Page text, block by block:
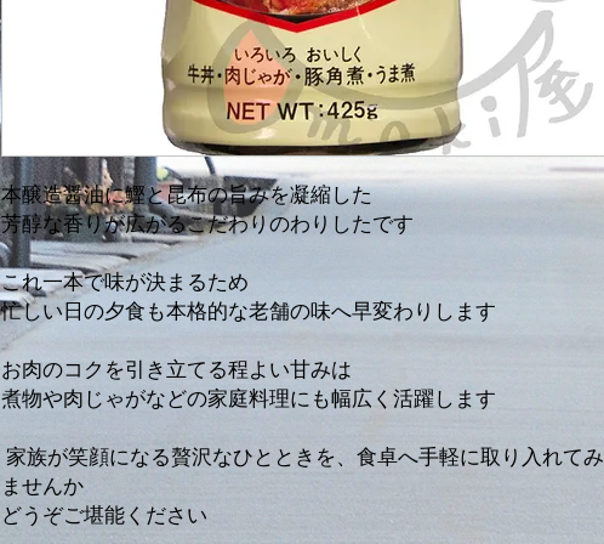
本醸造醤油に鰹と昆布の旨みを凝縮した
芳醇な香りが広がるこだわりのわりしたです
これ一本で味が決まるため
忙しい日の夕食も本格的な老舗の味へ早変わりします
お肉のコクを引き立てる程よい甘みは
煮物や肉じゃがなどの家庭料理にも幅広く活躍します
家族が笑顔になる贅沢なひとときを、食卓へ手軽に取り入れてみ
ませんか
どうぞご堪能ください